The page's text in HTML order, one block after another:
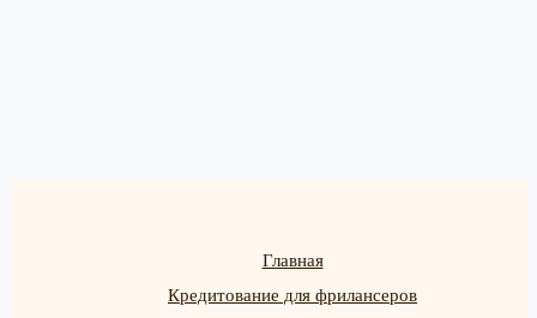
Главная
Кредитование для фрилансеров